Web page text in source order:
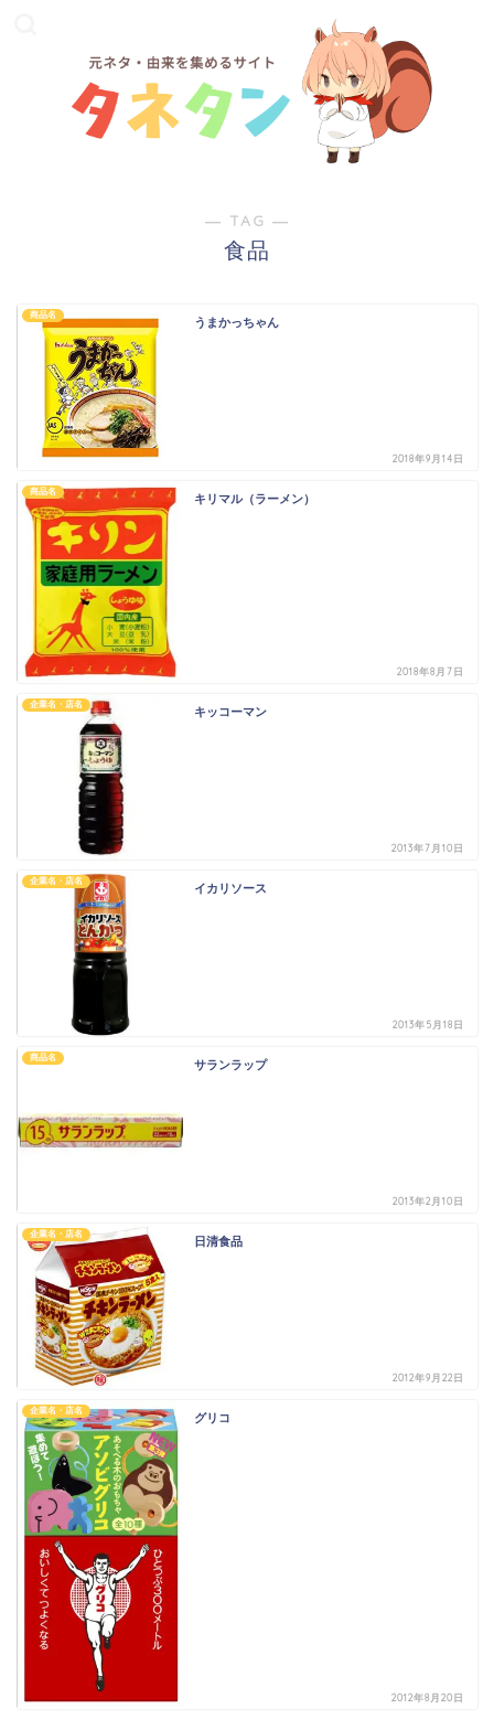
― TAG ―
食品
商品名
うまかっちゃん
2018年9月14日
商品名
キリマル（ラーメン）
2018年8月7日
企業名・店名
キッコーマン
2013年7月10日
企業名・店名
イカリソース
2013年5月18日
商品名
サランラップ
2013年2月10日
企業名・店名
日清食品
2012年9月22日
企業名・店名
グリコ
2012年8月20日